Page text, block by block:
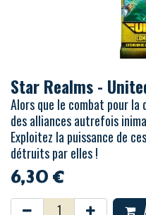
Star Realms -
Alors que le combat pour
des alliances autrefois
Exploitez la puissance de
détruits par elles !
6,30€